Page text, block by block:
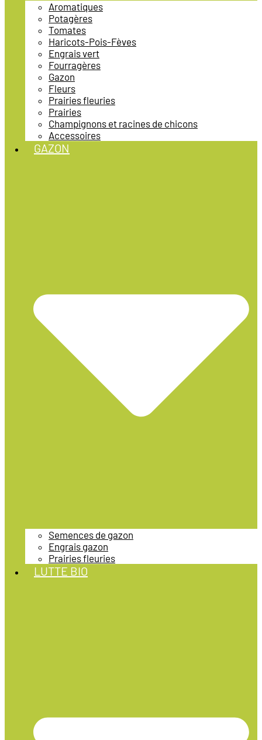
Aromatiques
Potagères
Tomates
Haricots-Pois-Fèves
Engrais vert
Fourragères
Gazon
Fleurs
Prairies fleuries
Prairies
Champignons et racines de chicons
Accessoires
GAZON
Semences de gazon
Engrais gazon
Prairies fleuries
LUTTE BIO